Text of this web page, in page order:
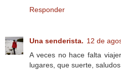
Responder
Una senderista. 12 de
A veces no hace falta
lugares, que suerte, saludos